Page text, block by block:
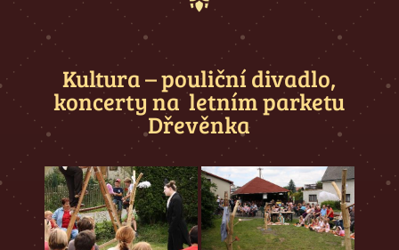
Kultura – pouliční divadlo,
koncerty na letním parketu
Dřevěnka